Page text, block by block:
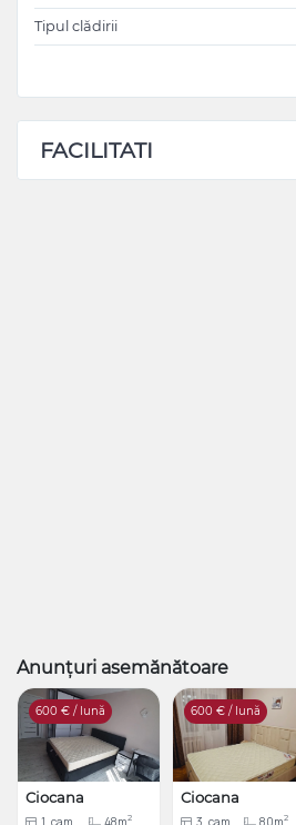
Tipul clădirii
FACILITATI
Anunțuri asemănătoare
600 € / lună
Ciocana
2
600 € / lună
Ciocana
2